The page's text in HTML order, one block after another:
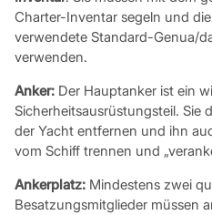
Charter-Inventar segeln und
verwendete Standard-Genua/
verwenden.
Anker:Der Hauptanker ist ein
Sicherheitsausrüstungsteil. Sie
der Yacht entfernen und ihn
vom Schiff trennen und
Ankerplatz:Mindestens zwei
Besatzungsmitglieder müssen